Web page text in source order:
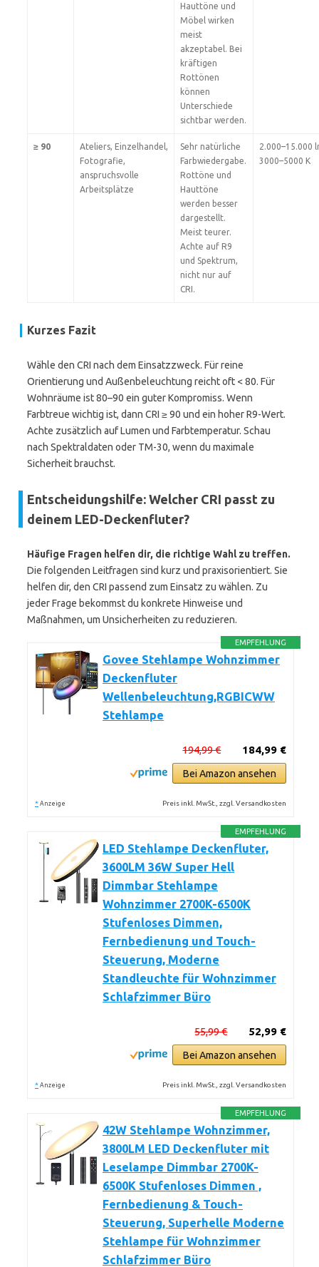
Hauttöne und
Möbel wirken
meist
akzeptabel. Bei
kräftigen
Rottönen
können
Unterschiede
sichtbar werden.
≥ 90
Ateliers, Einzelhandel,
Fotografie,
anspruchsvolle
Arbeitsplätze
Sehr natürliche
Farbwiedergabe.
Rottöne und
Hauttöne
werden besser
dargestellt.
Meist teurer.
Achte auf R9
und Spektrum,
nicht nur auf
CRI.
2.000–15.000
3000–5000 K
Kurzes Fazit
Wähle den CRI nach dem Einsatzzweck. Für reine
Orientierung und Außenbeleuchtung reicht oft < 80. Für
Wohnräume ist 80–90 ein guter Kompromiss. Wenn
Farbtreue wichtig ist, dann CRI ≥ 90 und ein hoher R9-Wert.
Achte zusätzlich auf Lumen und Farbtemperatur. Schau
nach Spektraldaten oder TM-30, wenn du maximale
Sicherheit brauchst.
Entscheidungshilfe: Welcher CRI passt zu
deinem LED-Deckenfluter?
Häufige Fragen helfen dir, die richtige Wahl zu treffen.
Die folgenden Leitfragen sind kurz und praxisorientiert. Sie
helfen dir, den CRI passend zum Einsatz zu wählen. Zu
jeder Frage bekommst du konkrete Hinweise und
Maßnahmen, um Unsicherheiten zu reduzieren.
EMPFEHLUNG
Govee Stehlampe Wohnzimmer
Deckenfluter
Wellenbeleuchtung,RGBICWW
Stehlampe
184,99 €
194,99 €
Bei Amazon ansehen
* Anzeige Preis inkl. MwSt., zzgl. Versandkosten
EMPFEHLUNG
LED Stehlampe Deckenfluter,
3600LM 36W Super Hell
Dimmbar Stehlampe
Wohnzimmer 2700K-6500K
Stufenloses Dimmen,
Fernbedienung und Touch-
Steuerung, Moderne
Standleuchte für Wohnzimmer
Schlafzimmer Büro
52,99 €
55,99 €
Bei Amazon ansehen
* Anzeige Preis inkl. MwSt., zzgl. Versandkosten
EMPFEHLUNG
42W Stehlampe Wohnzimmer,
3800LM LED Deckenfluter mit
Leselampe Dimmbar 2700K-
6500K Stufenloses Dimmen ,
Fernbedienung & Touch-
Steuerung, Superhelle Moderne
Stehlampe für Wohnzimmer
Schlafzimmer Büro